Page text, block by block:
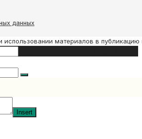
данных
материалов в
Insert